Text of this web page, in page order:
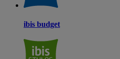
ibis budget